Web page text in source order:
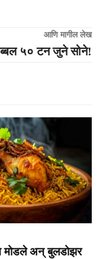
आणि मागील लेख
५० टन जुने सोने!
मोडले अन् बुलडोझर